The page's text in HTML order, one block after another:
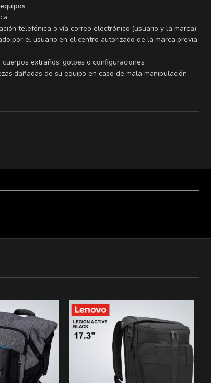
telefónica o vía correo electrónico (usuario y la marca)
por el usuario en el centro autorizado de la marca previa
extraños, golpes o configuraciones
dañadas de su equipo en caso de mala manipulación